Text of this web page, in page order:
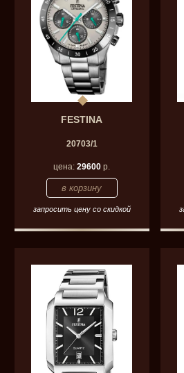
FESTINA
20703/1
цена:29600 р.
запросить цену со скидкой